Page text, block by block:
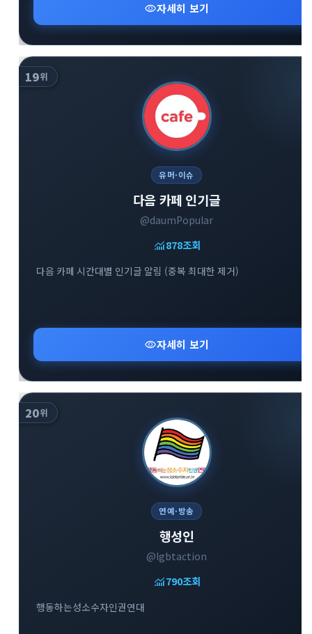
visibility자세히 보기
19위
유머·이슈
다음 카페 인기글
@daumPopular
monitoring878조회
다음 카페 시간대별 인기글 알림 (중복 최대한 제거)
visibility자세히 보기
20위
연예·방송
행성인
@lgbtaction
monitoring790조회
행동하는성소수자인권연대